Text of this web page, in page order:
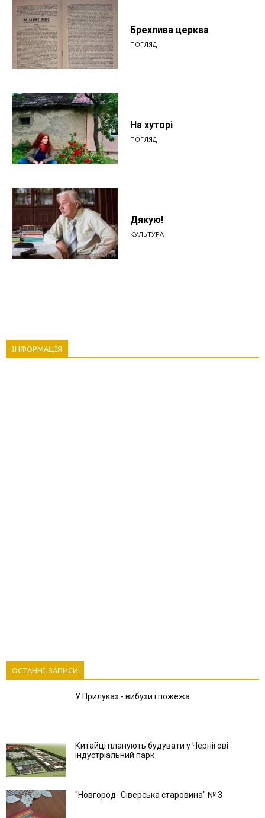
Брехлива церква
ПОГЛЯД
На хуторі
ПОГЛЯД
Дякую!
КУЛЬТУРА
ІНФОРМАЦІЯ
ОСТАННІ ЗАПИСИ
У Прилуках - вибухи і пожежа
Китайці планують будувати у Чернігові
індустріальний парк
"Новгород- Сіверська старовина" № 3